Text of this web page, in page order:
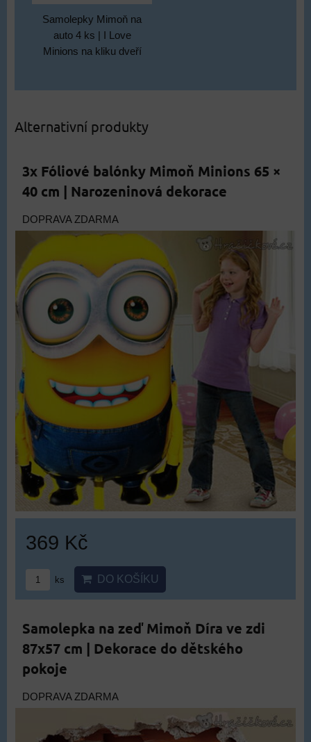
Samolepky Mimoň na
auto 4 ks | I Love
Minions na kliku dveří
Alternativní produkty
3x Fóliové balónky Mimoň Minions 65 ×
40 cm | Narozeninová dekorace
DOPRAVA ZDARMA
369 Kč
ks DO KOŠÍKU
Samolepka na zeď Mimoň Díra ve zdi
87x57 cm | Dekorace do dětského
pokoje
DOPRAVA ZDARMA